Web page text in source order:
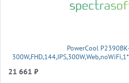
PowerCool
21 661 ₽